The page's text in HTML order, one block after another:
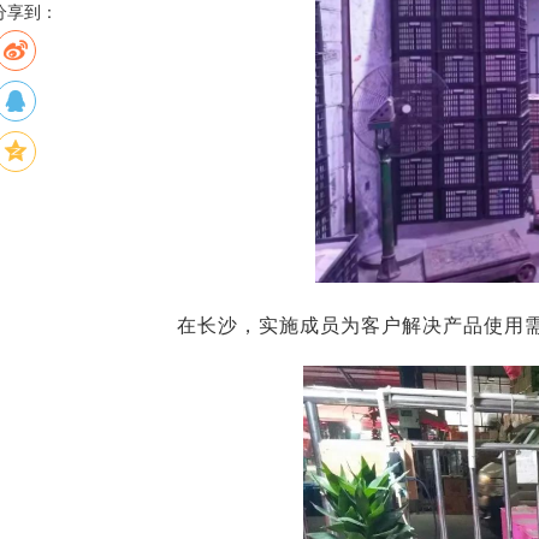
在长沙，实施成员为客户解决产品使用
享到：